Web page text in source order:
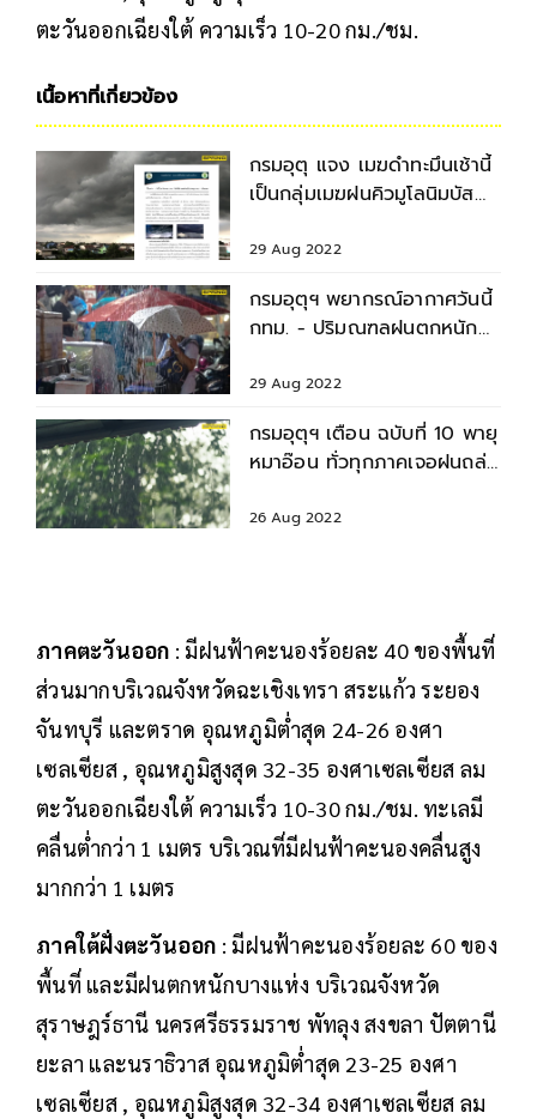
ตะวันออกเฉียงใต้ ความเร็ว 10-20 กม./ชม.
เนื้อหาที่เกี่ยวข้อง
กรมอุตุ แจง เมฆดำทะมึนเช้านี้
เป็นกลุ่มเมฆฝนคิวมูโลนิมบัส
29 Aug 2022
กรมอุตุฯ พยากรณ์อากาศวันนี้
กทม. - ปริมณฑลฝนตกหนัก
29 Aug 2022
กรมอุตุฯ เตือน ฉบับที่ 10 พายุ
หมาอ๊อน ทั่วทุกภาคเจอฝนถล่ม
26 Aug 2022
ภาคตะวันออก : มีฝนฟ้าคะนองร้อยละ 40 ของพื้นที่
ส่วนมากบริเวณจังหวัดฉะเชิงเทรา สระแก้ว ระยอง
จันทบุรี และตราด อุณหภูมิต่ำสุด 24-26 องศา
เซลเซียส , อุณหภูมิสูงสุด 32-35 องศาเซลเซียส ลม
ตะวันออกเฉียงใต้ ความเร็ว 10-30 กม./ชม. ทะเลมี
คลื่นต่ำกว่า 1 เมตร บริเวณที่มีฝนฟ้าคะนองคลื่นสูง
มากกว่า 1 เมตร
ภาคใต้ฝั่งตะวันออก : มีฝนฟ้าคะนองร้อยละ 60 ของ
พื้นที่ และมีฝนตกหนักบางแห่ง บริเวณจังหวัด
สุราษฎร์ธานี นครศรีธรรมราช พัทลุง สงขลา ปัตตานี
ยะลา และนราธิวาส อุณหภูมิต่ำสุด 23-25 องศา
เซลเซียส , อุณหภูมิสูงสุด 32-34 องศาเซลเซียส ลม